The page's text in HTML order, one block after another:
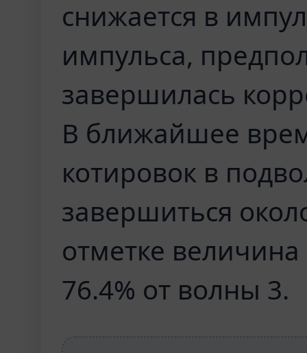
снижается в
импульса,
завершилась
В ближайшее
котировок в
завершиться
отметке
76.4% от волны 3.